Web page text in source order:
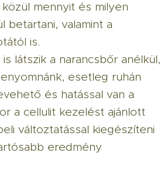
mennyit és milyen
betartani, valamint a
is.
látszik a narancsbőr anélkül,
esetleg ruhán
és hatással van a
a cellulit kezelést ajánlott
változtatással kiegészíteni
eredmény